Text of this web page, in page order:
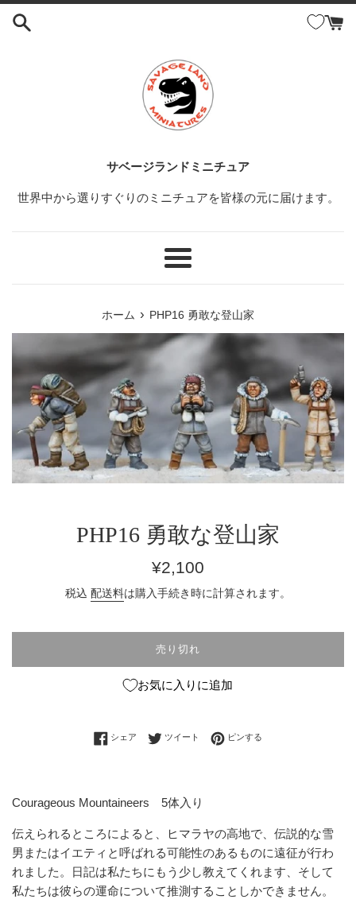
コ
サベージランドミニチュア
世界中から選りすぐりのミニチュアを皆様の元に届けます。
メ
ー
ホーム › PHP16 勇敢な登山家
PHP16 勇敢な登山家
通
価
¥2,100
税込 配送料は購入手続き時に計算されます。
売り切れ
お気に入りに追加
シェア Facebookでシェアする
ツイート Twitterに投稿する
ピンする
Courageous Mountaineers 5体入り
伝えられるところによると、ヒマラヤの高地で、伝説的な雪
男またはイエティと呼ばれる可能性のあるものに遠征が行わ
れました。日記は私たちにもう少し教えてくれます、そして
私たちは彼らの運命について推測することしかできません。